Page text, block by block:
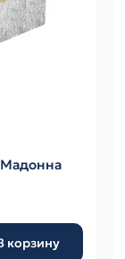
Мадонна
корзину